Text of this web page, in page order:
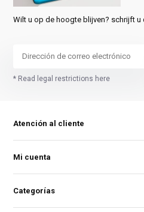
Wilt u op de hoogte blijven? schrijft u
* Read legal restrictions here
Atención al cliente
Mi cuenta
Categorías